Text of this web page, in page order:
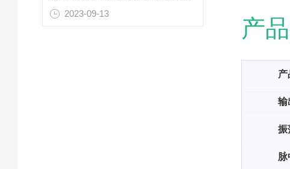
2023-09-13
产
产
输
振
脉